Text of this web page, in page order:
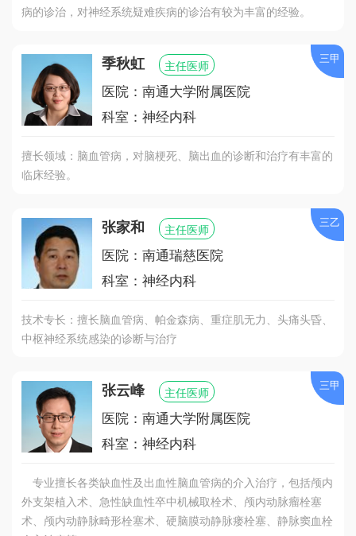
病的诊治，对神经系统疑难疾病的诊治有较为丰富的经验。
季秋虹 主任医师
医院：南通大学附属医院
科室：神经内科
擅长领域：脑血管病，对脑梗死、脑出血的诊断和治疗有丰富的
临床经验。
三甲
张家和 主任医师
医院：南通瑞慈医院
科室：神经内科
技术专长：擅长脑血管病、帕金森病、重症肌无力、头痛头昏、
中枢神经系统感染的诊断与治疗
三乙
张云峰 主任医师
医院：南通大学附属医院
科室：神经内科
专业擅长各类缺血性及出血性脑血管病的介入治疗，包括颅内
外支架植入术、急性缺血性卒中机械取栓术、颅内动脉瘤栓塞
术、颅内动静脉畸形栓塞术、硬脑膜动静脉瘘栓塞、静脉窦血栓
三甲